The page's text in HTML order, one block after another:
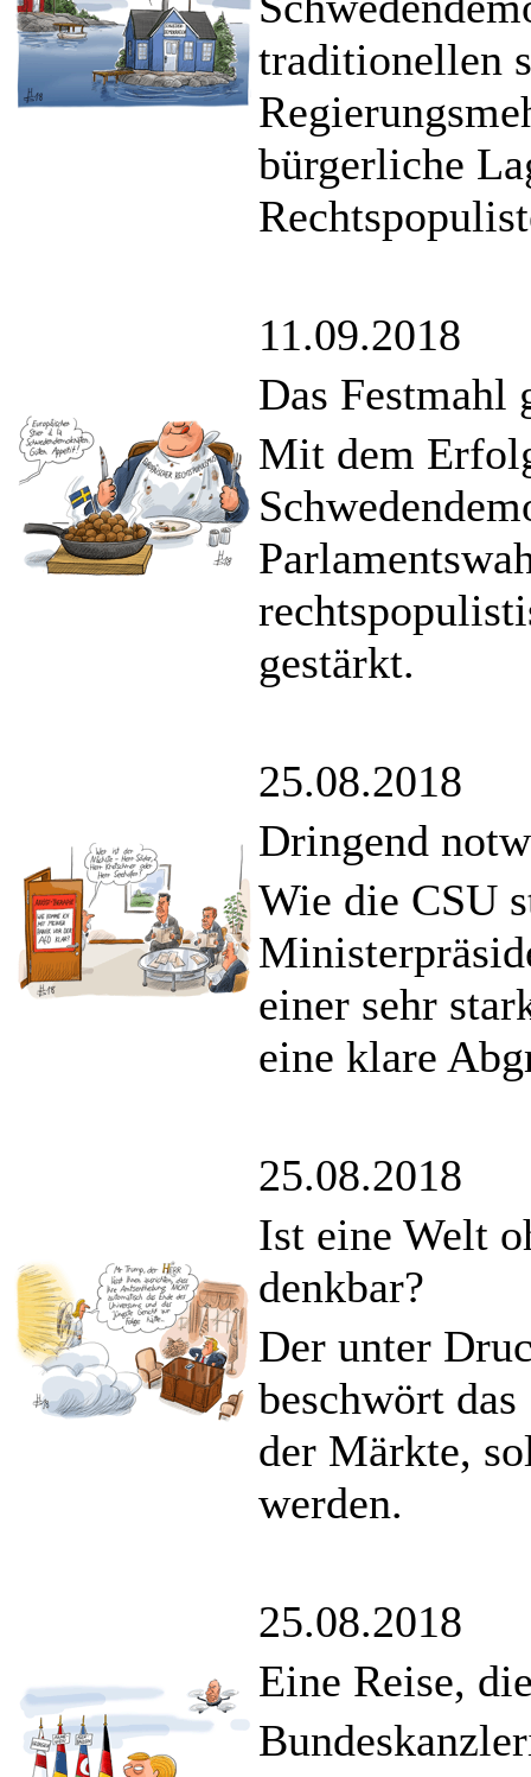
traditionellen
bürgerliche
11.09.2018
Das Festmahl
Mit dem
gestärkt.
25.08.2018
Dringend
Wie die CSU
einer sehr
eine klare
25.08.2018
Ist eine Welt
denkbar?
Der unter
beschwört
der Märkte,
werden.
25.08.2018
Eine Reise,